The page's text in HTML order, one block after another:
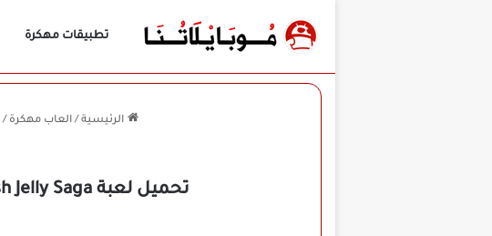
تطبيقات مهكرة
الرئيسية / العاب مهكرة /
تحميل لعبة Candy Crush Jelly Saga مهكرة للأندرويد APK أخر إصدار 2026 مجانًا